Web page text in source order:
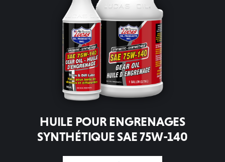
HUILE POUR ENGRENAGES
SYNTHÉTIQUE SAE 75W-140